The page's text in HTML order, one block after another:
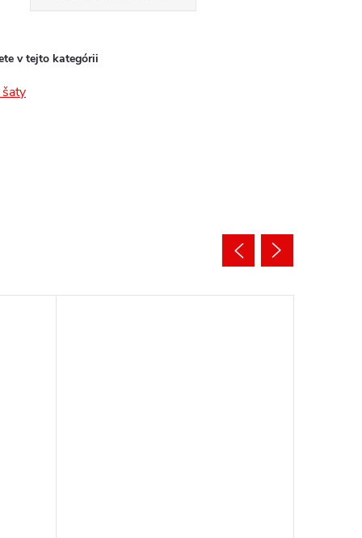
v tejto kategórii